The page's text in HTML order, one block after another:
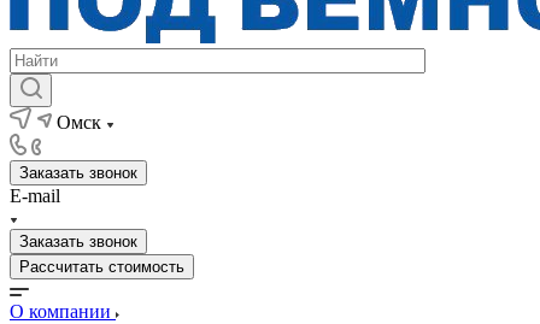
Омск
Заказать звонок
E-mail
Заказать звонок
Рассчитать стоимость
О компании